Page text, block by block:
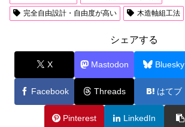
完全自由設計・自由度が高い
木造軸組工法
シェアする
X Mastodon Bluesky
Facebook Threads はてブ
Pinterest LinkedIn